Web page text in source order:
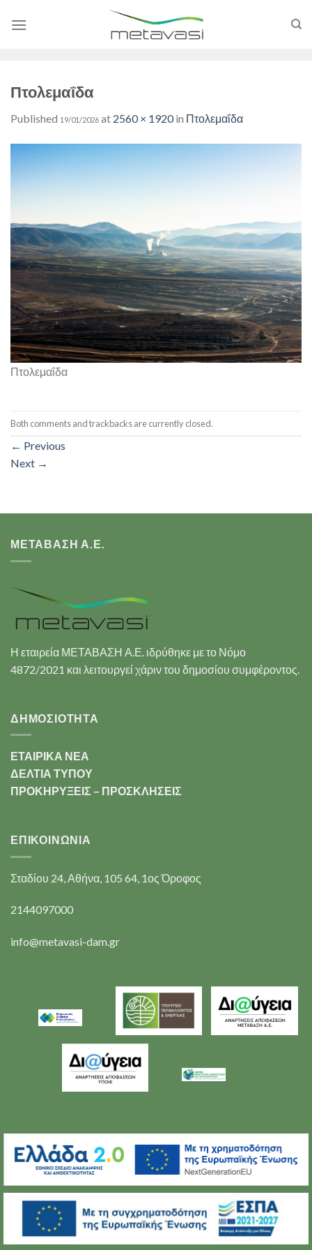
Πτολεμαΐδα
Published 19/01/2026 at 2560 × 1920in Πτολεμαΐδα
Πτολεμαΐδα
Both comments and trackbacks are currently closed.
← Previous
Next →
ΜΕΤΑΒΑΣΗ Α.Ε.
Η εταιρεία ΜΕΤΑΒΑΣΗ Α.Ε. ιδρύθηκε με το Νόμο
4872/2021 και λειτουργεί χάριν του δημοσίου συμφέροντος.
ΔΗΜΟΣΙΟΤΗΤΑ
ΕΤΑΙΡΙΚΑ ΝΕΑ
ΔΕΛΤΙΑ ΤΥΠΟΥ
ΠΡΟΚΗΡΥΞΕΙΣ – ΠΡΟΣΚΛΗΣΕΙΣ
ΕΠΙΚΟΙΝΩΝΊΑ
Σταδίου 24, Αθήνα, 105 64, 1ος Όροφος
2144097000
info@metavasi-dam.gr